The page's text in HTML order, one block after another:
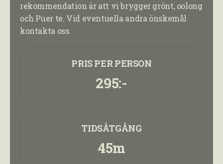
rekommendation är att vi brygger grönt, oolong
och Puer te. Vid eventuella andra önskemål
kontakta oss.
PRIS PER PERSON
295:-
TIDSÅTGÅNG
45m